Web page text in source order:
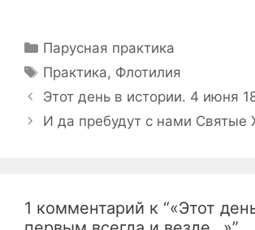
Рубрики
Парусная практика
Метки
Практика, Флотилия
Навигация
записи
Этот день в истории. 4 июня
И да пребудут с нами Святые
1 комментарий к “«Этот